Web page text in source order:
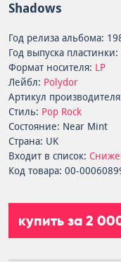
Shadows
Год релиза альбома:
Год выпуска пластинки:
Формат носителя: LP
Лейбл: Polydor
Артикул
Стиль: Pop Rock
Состояние: Near Mint
Страна: UK
Входит в список:
Код товара: 00-
купить за 2